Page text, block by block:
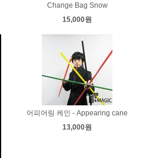
Change Bag Snow
15,000원
어피어링 케인 - Appearing cane
13,000원